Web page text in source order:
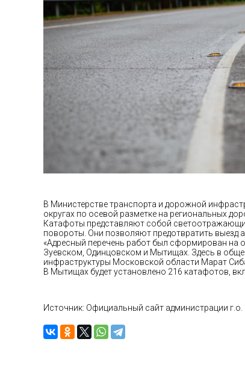
В Министерстве транспорта и дорожной
округах по осевой разметке на региональных
Катафоты представляют собой
повороты. Они позволяют предотвратить выезд
«Адресный перечень работ был сформирован на
Зуевском, Одинцовском и Мытищах. Здесь в
инфраструктуры Московской области Марат
В Мытищах будет установлено 216 катафотов,
Источник: Официальный сайт администрации